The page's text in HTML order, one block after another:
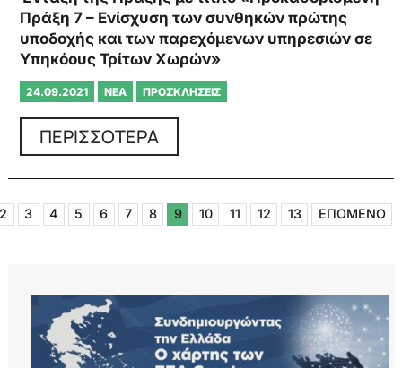
Πράξη 7 – Ενίσχυση των συνθηκών πρώτης
υποδοχής και των παρεχόμενων υπηρεσιών σε
Υπηκόους Τρίτων Χωρών»
24.09.2021 ΝΈΑ ΠΡΟΣΚΛΉΣΕΙΣ
ΠΕΡΙΣΣΟΤΕΡΑ
2 3 4 5 6 7 8 9 10 11 12 13 ΕΠΟΜΕΝΟ